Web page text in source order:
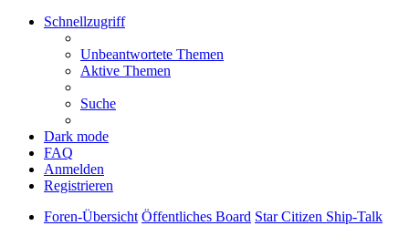
Schnellzugriff
Unbeantwortete Themen
Aktive Themen
Suche
Dark mode
FAQ
Anmelden
Registrieren
Foren-Übersicht Öffentliches Board Star Citizen Ship-Talk